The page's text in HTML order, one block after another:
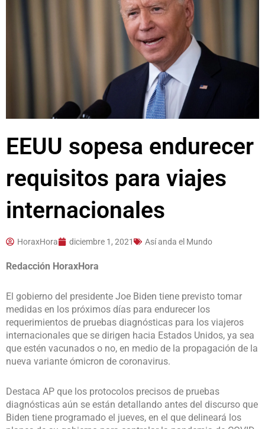
EEUU sopesa endurecer
requisitos para viajes
internacionales
HoraxHora diciembre 1, 2021 Así anda el Mundo
Redacción HoraxHora
El gobierno del presidente Joe Biden tiene previsto tomar
medidas en los próximos días para endurecer los
requerimientos de pruebas diagnósticas para los viajeros
internacionales que se dirigen hacia Estados Unidos, ya sea
que estén vacunados o no, en medio de la propagación de la
nueva variante ómicron de coronavirus.
Destaca AP que los protocolos precisos de pruebas
diagnósticas aún se están detallando antes del discurso que
Biden tiene programado el jueves, en el que delineará los